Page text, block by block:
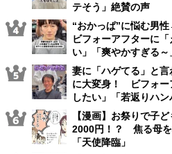
テそう」絶賛の声
“おかっぱ”に悩む男
ビフォーアフターに
い」「爽やかすぎる
妻に「ハゲてる」と
に大変身！ ビフォー
したい」「若返りハン
【漫画】お祭りで子
2000円！？ 焦る母を
「天使降臨」